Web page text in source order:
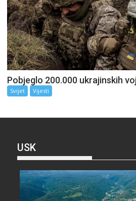
Pobjeglo 200.000 ukrajinskih
Svijet Vijesti
USK